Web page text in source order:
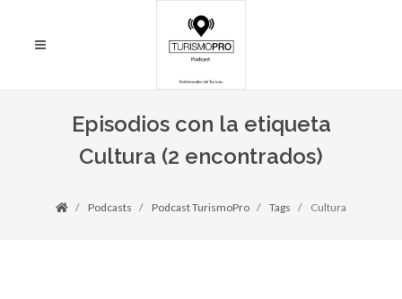
Episodios con la etiqueta
Cultura (2 encontrados)
Podcasts Podcast TurismoPro Tags Cultura